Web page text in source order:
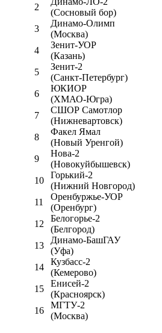
2
(Сосновый бор)
3
Динамо-Олимп
(Москва)
4
Зенит-УОР
(Казань)
5
Зенит-2
(Санкт-Петербург)
6
ЮКИОР
(ХМАО-Югра)
7
СШОР Самотлор
(Нижневартовск)
8
Факел Ямал
(Новый Уренгой)
9
Нова-2
(Новокуйбышевск)
10
Горький-2
(Нижний Новгород)
11
Оренбуржье-УОР
(Оренбург)
12
Белогорье-2
(Белгород)
13
Динамо-БашГАУ
(Уфа)
14
Кузбасс-2
(Кемерово)
15
Енисей-2
(Красноярск)
16
МГТУ-2
(Москва)